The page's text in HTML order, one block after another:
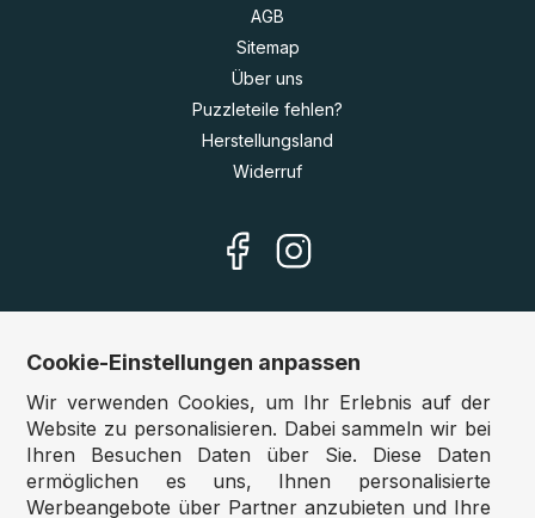
AGB
Sitemap
Über uns
Puzzleteile fehlen?
Herstellungsland
Widerruf
Unsere Shops
Deutschland:www.puzzle.de
Österreich:
www.puzzle.at
Belgien:www.puzzle.be
Cookie-Einstellungen anpassen
Wir verwenden Cookies, um Ihr Erlebnis auf der
Website zu personalisieren. Dabei sammeln wir bei
Ihren Besuchen Daten über Sie. Diese Daten
ermöglichen es uns, Ihnen personalisierte
Werbeangebote über Partner anzubieten und Ihre